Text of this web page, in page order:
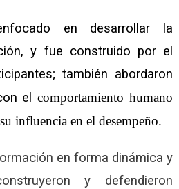
en desarrollar la
y fue construido por el
también abordaron
e
comportamiento humano
influencia en el desempeño.
en forma dinámica y
y defendieron